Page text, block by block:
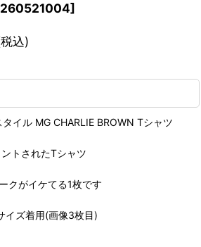
]
込)
イル MG CHARLIE BROWN Tシャツ
トされたTシャツ
クがイケてる1枚です
イズ着用(画像3枚目)